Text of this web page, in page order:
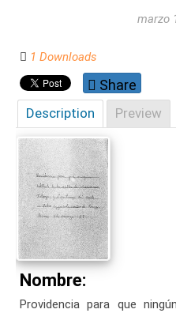
marzo
1 Downloads
Share
Description Preview
Nombre:
Providencia para que